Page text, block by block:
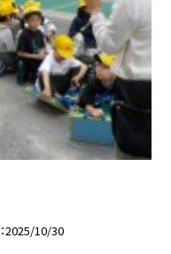
2025/10/30